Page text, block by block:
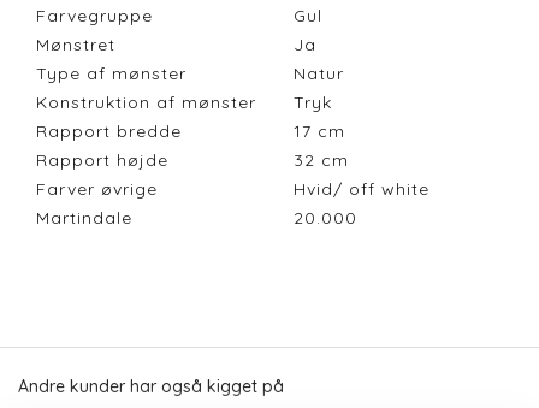
Farvegruppe
Gul
Mønstret
Ja
Type af mønster
Natur
Konstruktion af mønster
Tryk
Rapport bredde
17 cm
Rapport højde
32 cm
Farver øvrige
Hvid/ off white
Martindale
20.000
Andre kunder har også kigget på